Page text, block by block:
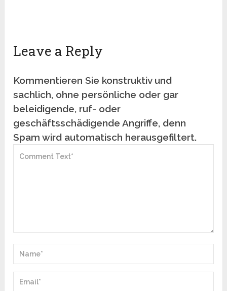
Leave a Reply
Kommentieren Sie konstruktiv und
sachlich, ohne persönliche oder gar
beleidigende, ruf- oder
geschäftsschädigende Angriffe, denn
Spam wird automatisch herausgefiltert.